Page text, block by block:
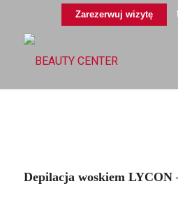
Zarezerwuj wizytę
Depilacja woskiem LYCON